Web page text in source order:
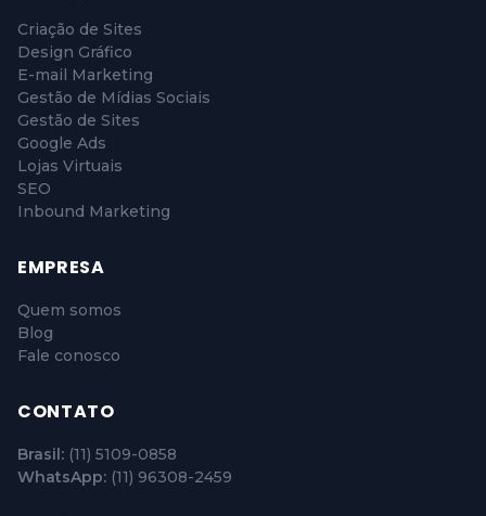
Criação de Sites
Design Gráfico
E-mail Marketing
Gestão de Mídias Sociais
Gestão de Sites
Google Ads
Lojas Virtuais
SEO
Inbound Marketing
EMPRESA
Quem somos
Blog
Fale conosco
CONTATO
Brasil: (11) 5109-0858
WhatsApp: (11) 96308-2459